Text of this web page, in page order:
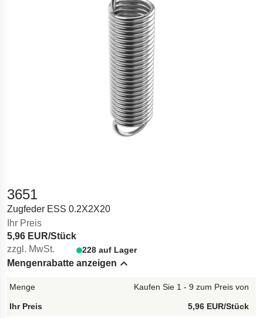
3651
Zugfeder ESS 0.2X2X20
Ihr Preis
5,96 EUR/Stück
zzgl. MwSt.
228 auf Lager
Mengenrabatte anzeigen
Hide content
Kaufen Sie 1 - 9 zum Preis von
5,96 EUR/Stück